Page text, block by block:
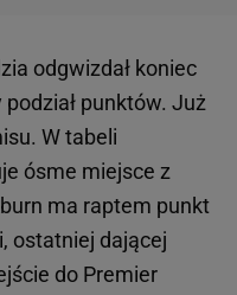
odgwizdał koniec
punktów. Już
W tabeli
ósme miejsce z
ma raptem punkt
ostatniej dającej
do Premier